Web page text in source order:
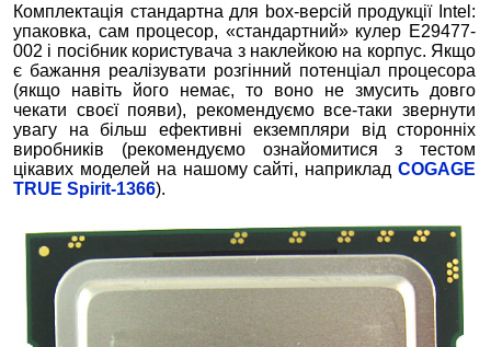
Комплектація стандартна для box-версій продукції Intel:
упаковка, сам процесор, «стандартний» кулер E29477-
002 і посібник користувача з наклейкою на корпус. Якщо
є бажання реалізувати розгінний потенціал процесора
(якщо навіть його немає, то воно не змусить довго
чекати своєї появи), рекомендуємо все-таки звернути
увагу на більш ефективні екземпляри від сторонніх
виробників (рекомендуємо ознайомитися з тестом
цікавих моделей на нашому сайті, наприкладCOGAGE
TRUE Spirit-1366).